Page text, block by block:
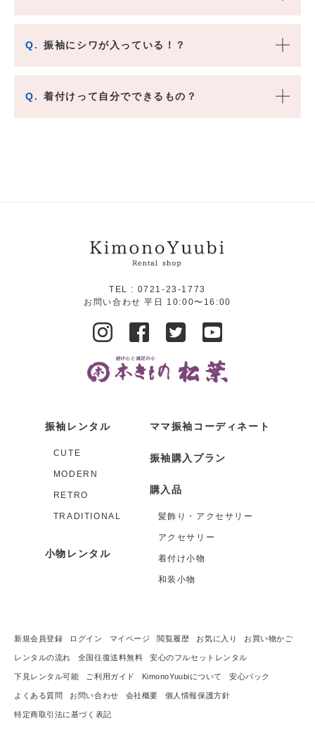
Q. 振袖にシワが入っている！？
Q. 着付けって自分でできるもの？
TEL : 0721-23-1773
お問い合わせ 平日 10:00〜16:00
振袖レンタル
CUTE
MODERN
RETRO
TRADITIONAL
小物レンタル
ママ振袖コーディネート
振袖購入プラン
購入品
髪飾り・アクセサリー
アクセサリー
着付け小物
和装小物
新規会員登録 ログイン マイページ 閲覧履歴 お気に入り お買い物かご
レンタルの流れ 全国往復送料無料 安心のフルセットレンタル
下見レンタル可能 ご利用ガイド KimonoYuubiについて 安心パック
よくある質問 お問い合わせ 会社概要 個人情報保護方針
特定商取引法に基づく表記